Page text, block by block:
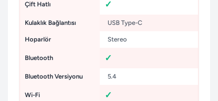
Çift Hatlı
Kulaklık Bağlantısı USB Type-C
Hoparlör Stereo
Bluetooth
Bluetooth Versiyonu 5.4
Wi-Fi